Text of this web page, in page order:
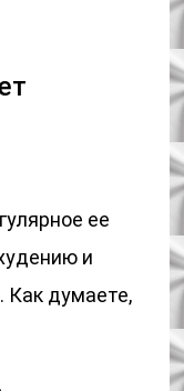
ее
и
Как думаете,